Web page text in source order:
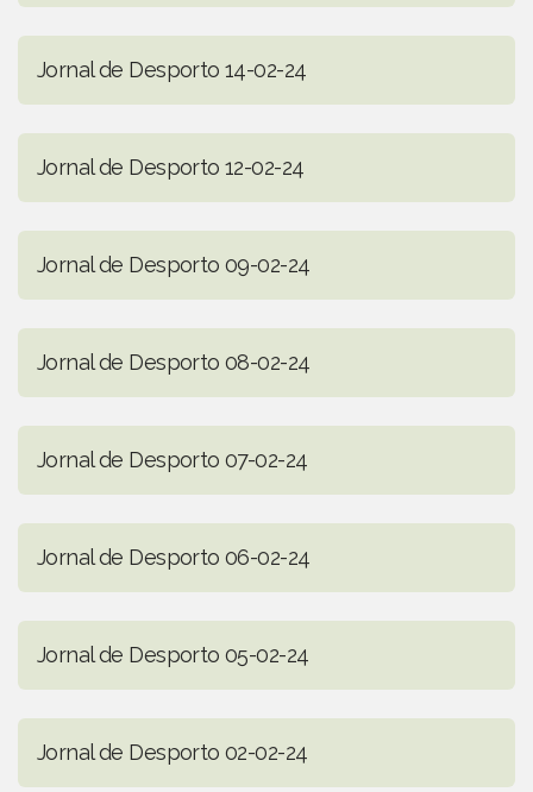
Jornal de Desporto 14-02-24
Jornal de Desporto 12-02-24
Jornal de Desporto 09-02-24
Jornal de Desporto 08-02-24
Jornal de Desporto 07-02-24
Jornal de Desporto 06-02-24
Jornal de Desporto 05-02-24
Jornal de Desporto 02-02-24